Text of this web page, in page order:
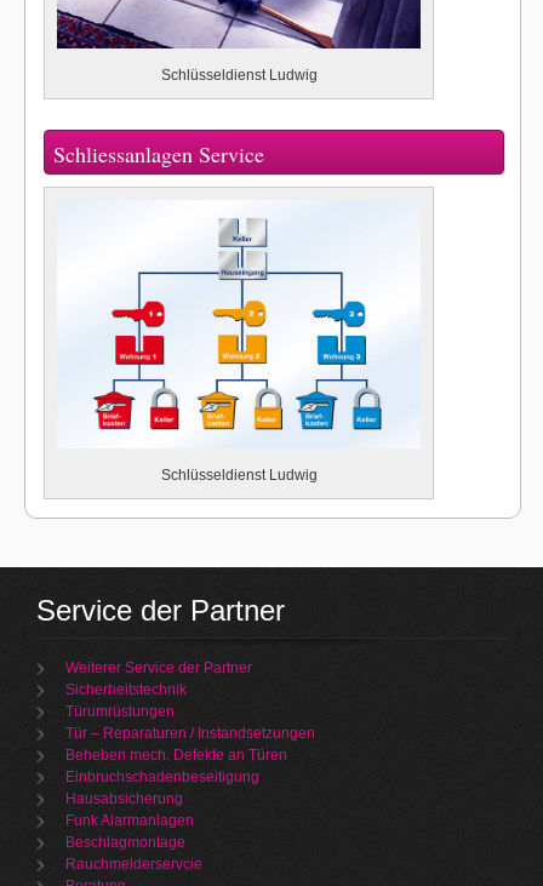
Schlüsseldienst Ludwig
Schliessanlagen Service
Schlüsseldienst Ludwig
Service der Partner
Weiterer Service der Partner
Sicherheitstechnik
Türumrüstungen
Tür – Reparaturen / Instandsetzungen
Beheben mech. Defekte an Türen
Einbruchschadenbeseitigung
Hausabsicherung
Funk Alarmanlagen
Beschlagmontage
Rauchmelderservcie